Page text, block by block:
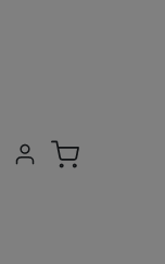
Uživatelská
Přihlásit se
Košík